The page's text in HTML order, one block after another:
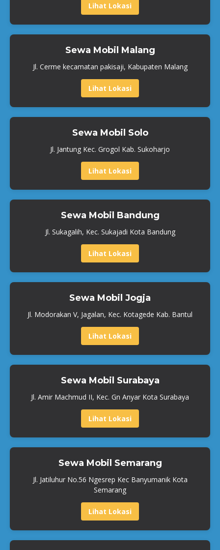
Lihat Lokasi
Sewa Mobil Malang
Jl. Cerme kecamatan pakisaji, Kabupaten Malang
Lihat Lokasi
Sewa Mobil Solo
Jl. Jantung Kec. Grogol Kab. Sukoharjo
Lihat Lokasi
Sewa Mobil Bandung
Jl. Sukagalih, Kec. Sukajadi Kota Bandung
Lihat Lokasi
Sewa Mobil Jogja
Jl. Modorakan V, Jagalan, Kec. Kotagede Kab. Bantul
Lihat Lokasi
Sewa Mobil Surabaya
Jl. Amir Machmud II, Kec. Gn Anyar Kota Surabaya
Lihat Lokasi
Sewa Mobil Semarang
Jl. Jatiluhur No.56 Ngesrep Kec Banyumanik Kota
Semarang
Lihat Lokasi